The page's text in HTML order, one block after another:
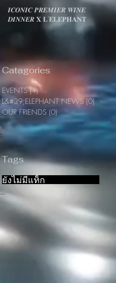
𝑰𝑪𝑶𝑵𝑰𝑪 𝑷𝑹𝑬𝑴𝑰𝑬𝑹 𝑾𝑰𝑵𝑬
𝑫𝑰𝑵𝑵𝑬𝑹 𝐗 𝐋'𝐄́𝐋𝐄́𝐏𝐇𝐀𝐍𝐓
Catagories
EVENTS (1)1 กระทู้
L&#39;ELEPHANT NEWS (0)0 กระทู้
OUR FRIENDS (0)0 กระทู้
Tags
ยังไม่มีแท็ก